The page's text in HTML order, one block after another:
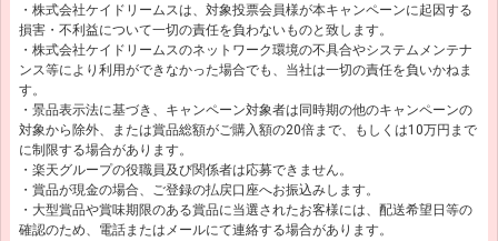
・株式会社ケイドリームスは、対象投票会員様が本キャンペーンに起因する
損害・不利益について一切の責任を負わないものと致します。
・株式会社ケイドリームスのネットワーク環境の不具合やシステムメンテナ
ンス等により利用ができなかった場合でも、当社は一切の責任を負いかねま
す。
・景品表示法に基づき、キャンペーン対象者は同時期の他のキャンペーンの
対象から除外、または賞品総額がご購入額の20倍まで、もしくは10万円まで
に制限する場合があります。
・楽天グループの役職員及び関係者は応募できません。
・賞品が現金の場合、ご登録の払戻口座へお振込みします。
・大型賞品や賞味期限のある賞品に当選されたお客様には、配送希望日等の
確認のため、電話またはメールにて連絡する場合があります。